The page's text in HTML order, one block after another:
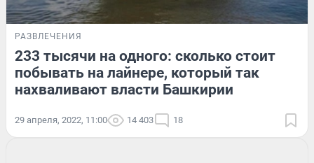
РАЗВЛЕЧЕНИЯ
233 тысячи на одного: сколько стоит
побывать на лайнере, который так
нахваливают власти Башкирии
29 апреля, 2022, 11:00 14 403 18